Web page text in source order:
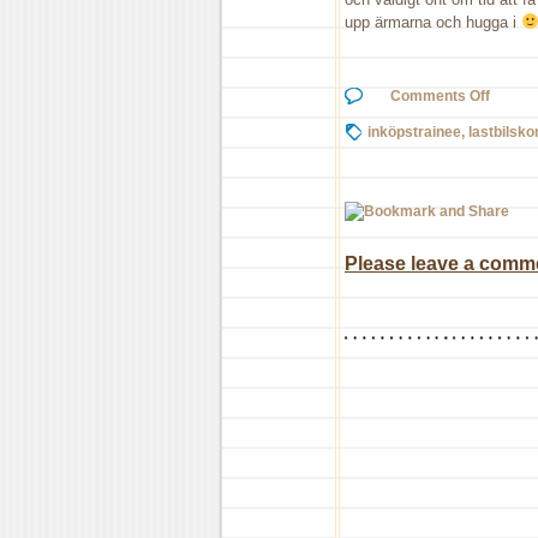
upp ärmarna och hugga i
Comments Off
inköpstrainee,
Please leave a